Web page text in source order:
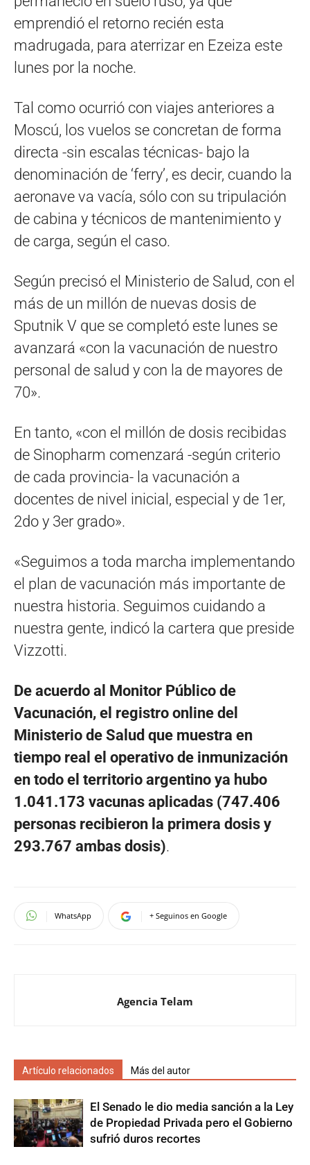
emprendió el retorno recién esta
madrugada, para aterrizar en Ezeiza este
lunes por la noche.
Tal como ocurrió con viajes anteriores a
Moscú, los vuelos se concretan de forma
directa -sin escalas técnicas- bajo la
denominación de ‘ferry’, es decir, cuando la
aeronave va vacía, sólo con su tripulación
de cabina y técnicos de mantenimiento y
de carga, según el caso.
Según precisó el Ministerio de Salud, con el
más de un millón de nuevas dosis de
Sputnik V que se completó este lunes se
avanzará «con la vacunación de nuestro
personal de salud y con la de mayores de
70».
En tanto, «con el millón de dosis recibidas
de Sinopharm comenzará -según criterio
de cada provincia- la vacunación a
docentes de nivel inicial, especial y de 1er,
2do y 3er grado».
«Seguimos a toda marcha implementando
el plan de vacunación más importante de
nuestra historia. Seguimos cuidando a
nuestra gente, indicó la cartera que preside
Vizzotti.
De acuerdo al Monitor Público de
Vacunación, el registro online del
Ministerio de Salud que muestra en
tiempo real el operativo de inmunización
en todo el territorio argentino ya hubo
1.041.173 vacunas aplicadas (747.406
personas recibieron la primera dosis y
293.767 ambas dosis).
WhatsApp + Seguinos en Google
Agencia Telam
Artículo relacionados Más del autor
El Senado le dio media sanción a la Ley
de Propiedad Privada pero el Gobierno
sufrió duros recortes